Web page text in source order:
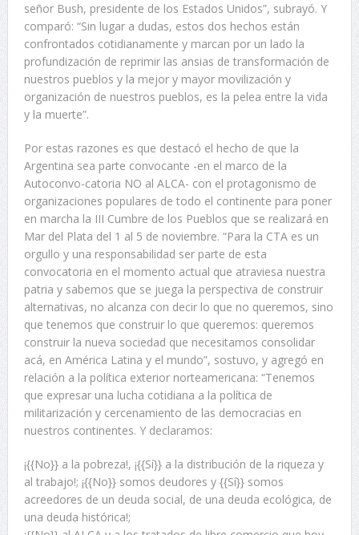
señor Bush, presidente de los Estados Unidos”, subrayó. Y
comparó: “Sin lugar a dudas, estos dos hechos están
confrontados cotidianamente y marcan por un lado la
profundización de reprimir las ansias de transformación de
nuestros pueblos y la mejor y mayor movilización y
organización de nuestros pueblos, es la pelea entre la vida
y la muerte”.
Por estas razones es que destacó el hecho de que la
Argentina sea parte convocante -en el marco de la
Autoconvo-catoria NO al ALCA- con el protagonismo de
organizaciones populares de todo el continente para poner
en marcha la III Cumbre de los Pueblos que se realizará en
Mar del Plata del 1 al 5 de noviembre. “Para la CTA es un
orgullo y una responsabilidad ser parte de esta
convocatoria en el momento actual que atraviesa nuestra
patria y sabemos que se juega la perspectiva de construir
alternativas, no alcanza con decir lo que no queremos, sino
que tenemos que construir lo que queremos: queremos
construir la nueva sociedad que necesitamos consolidar
acá, en América Latina y el mundo”, sostuvo, y agregó en
relación a la política exterior norteamericana: “Tenemos
que expresar una lucha cotidiana a la política de
militarización y cercenamiento de las democracias en
nuestros continentes. Y declaramos:
¡{{No}} a la pobreza!, ¡{{Sí}} a la distribución de la riqueza y
al trabajo!; ¡{{No}} somos deudores y {{Sí}} somos
acreedores de un deuda social, de una deuda ecológica, de
una deuda histórica!;